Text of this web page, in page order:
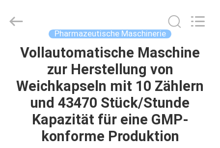
PRODUKTE
VIDEOS
Pharmatech
Co.,LTD..
Pharmazeutische Maschinerie
Vollautomatische Maschine
zur Herstellung von
Weichkapseln mit 10 Zählern
und 43470 Stück/Stunde
Kapazität für eine GMP-
konforme Produktion